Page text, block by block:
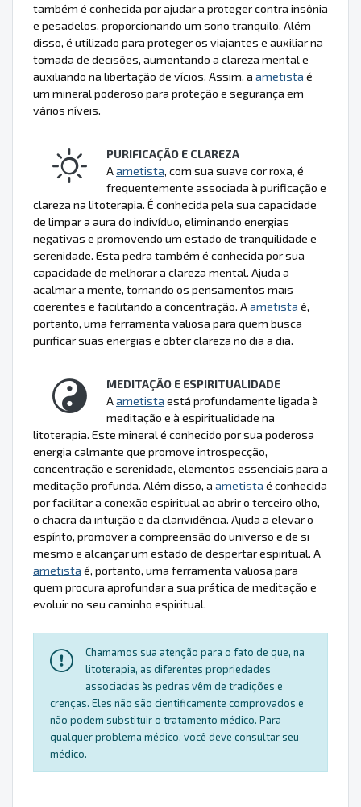
também é conhecida por ajudar a proteger contra insônia
e pesadelos, proporcionando um sono tranquilo. Além
disso, é utilizado para proteger os viajantes e auxiliar na
tomada de decisões, aumentando a clareza mental e
auxiliando na libertação de vícios. Assim, a ametista é
um mineral poderoso para proteção e segurança em
vários níveis.
PURIFICAÇÃO E CLAREZA
Aametista, com sua suave cor roxa, é
frequentemente associada à purificação e
clareza na litoterapia. É conhecida pela sua capacidade
de limpar a aura do indivíduo, eliminando energias
negativas e promovendo um estado de tranquilidade e
serenidade. Esta pedra também é conhecida por sua
capacidade de melhorar a clareza mental. Ajuda a
acalmar a mente, tornando os pensamentos mais
coerentes e facilitando a concentração. Aametista é,
portanto, uma ferramenta valiosa para quem busca
purificar suas energias e obter clareza no dia a dia.
MEDITAÇÃO E ESPIRITUALIDADE
Aametista está profundamente ligada à
meditação e à espiritualidade na
litoterapia. Este mineral é conhecido por sua poderosa
energia calmante que promove introspecção,
concentração e serenidade, elementos essenciais para a
meditação profunda. Além disso, a ametista é conhecida
por facilitar a conexão espiritual ao abrir o terceiro olho,
o chacra da intuição e da clarividência. Ajuda a elevar o
espírito, promover a compreensão do universo e de si
mesmo e alcançar um estado de despertar espiritual. A
ametista é, portanto, uma ferramenta valiosa para
quem procura aprofundar a sua prática de meditação e
evoluir no seu caminho espiritual.
Chamamos sua atenção para o fato de que, na
litoterapia, as diferentes propriedades
associadas às pedras vêm de tradições e
crenças. Eles não são cientificamente comprovados e
não podem substituir o tratamento médico. Para
qualquer problema médico, você deve consultar seu
médico.